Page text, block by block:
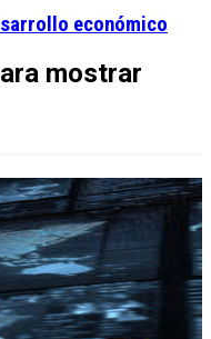
económico
mostrar